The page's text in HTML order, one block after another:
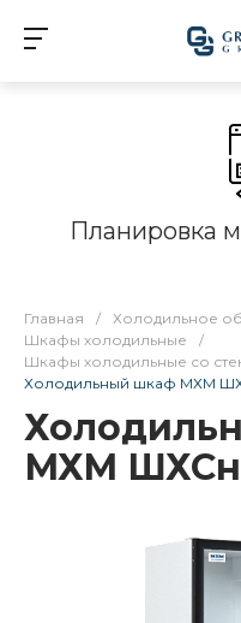
Планировка
Главная / Холодильное
Шкафы холодильные
/
Шкафы холодильные со
Холодильный шкаф МХМ
МХМ ШХСн